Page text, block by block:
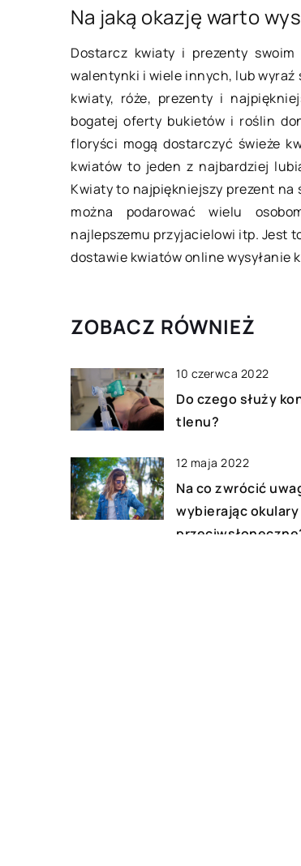
Na jaką okazję warto
Dostarcz kwiaty i prezenty
walentynki i wiele innych, lub wyraź
kwiaty, róże, prezenty i
bogatej oferty bukietów i roślin
floryści mogą dostarczyć świeże
kwiatów to jeden z najbardziej
Kwiaty to najpiękniejszy prezent
można podarować wielu
najlepszemu przyjacielowi itp. Jest
dostawie kwiatów online wysyłanie
ZOBACZ RÓWNIEŻ
10 czerwca 2022
Do czego służy
tlenu?
12 maja 2022
Na co zwrócić
wybierając okulary
roku masowo oblegane
kandydatów, co wynika z faktu,
ich ukończeniu można […]
02
Jak
świń?
Hodowla
słabym
[…]